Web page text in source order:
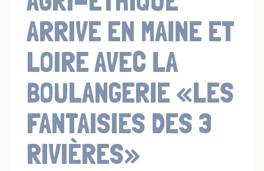
ARRIVE EN MAINE ET
LOIRE AVEC LA
BOULANGERIE «LES
FANTAISIES DES 3
RIVIÈRES»